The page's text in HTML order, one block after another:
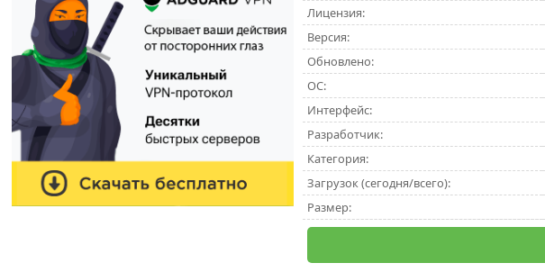
Лицензия:
Версия:
Обновлено:
ОС:
Интерфейс:
Разработчик:
Категория:
Загрузок (сегодня/всего):
Размер: